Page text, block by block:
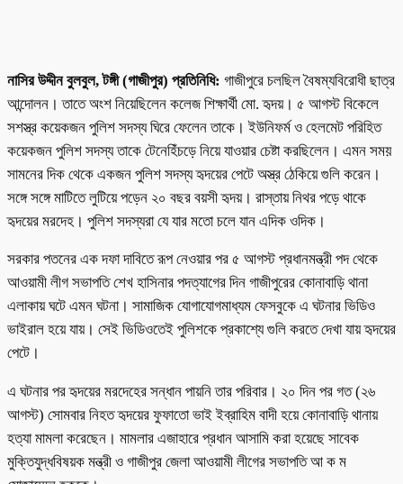
নাসির উদ্দীন বুলবুল, টঙ্গী (গাজীপুর) প্রতিনিধি: গাজীপুরে চলছিল বৈষম্যবিরোধী ছাত্র
আন্দোলন। তাতে অংশ নিয়েছিলেন কলেজ শিক্ষার্থী মো. হৃদয়। ৫ আগস্ট বিকেলে
সশস্ত্র কয়েকজন পুলিশ সদস্য ঘিরে ফেলেন তাকে। ইউনিফর্ম ও হেলমেট পরিহিত
কয়েকজন পুলিশ সদস্য তাকে টেনেহিঁচড়ে নিয়ে যাওয়ার চেষ্টা করছিলেন। এমন সময়
সামনের দিক থেকে একজন পুলিশ সদস্য হৃদয়ের পেটে অস্ত্র ঠেকিয়ে গুলি করেন।
সঙ্গে সঙ্গে মাটিতে লুটিয়ে পড়েন ২০ বছর বয়সী হৃদয়। রাস্তায় নিথর পড়ে থাকে
হৃদয়ের মরদেহ। পুলিশ সদস্যরা যে যার মতো চলে যান এদিক ওদিক।
সরকার পতনের এক দফা দাবিতে রূপ নেওয়ার পর ৫ আগস্ট প্রধানমন্ত্রী পদ থেকে
আওয়ামী লীগ সভাপতি শেখ হাসিনার পদত্যাগের দিন গাজীপুরের কোনাবাড়ি থানা
এলাকায় ঘটে এমন ঘটনা। সামাজিক যোগাযোগমাধ্যম ফেসবুকে এ ঘটনার ভিডিও
ভাইরাল হয়ে যায়। সেই ভিডিওতেই পুলিশকে প্রকাশ্যে গুলি করতে দেখা যায় হৃদয়ের
পেটে।
এ ঘটনার পর হৃদয়ের মরদেহের সন্ধান পায়নি তার পরিবার। ২০ দিন পর গত (২৬
আগস্ট) সোমবার নিহত হৃদয়ের ফুফাতো ভাই ইব্রাহিম বাদী হয়ে কোনাবাড়ি থানায়
হত্যা মামলা করেছেন। মামলার এজাহারে প্রধান আসামি করা হয়েছে সাবেক
মুক্তিযুদ্ধবিষয়ক মন্ত্রী ও গাজীপুর জেলা আওয়ামী লীগের সভাপতি আ ক ম